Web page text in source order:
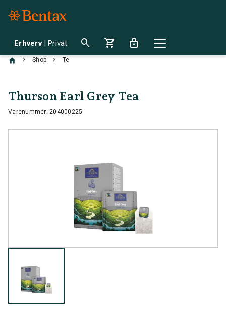
Erhverv | Privat search shopping_cart lock
chevron_right Shop chevron_right Te
Thurson Earl Grey Tea
Varenummer: 204000225